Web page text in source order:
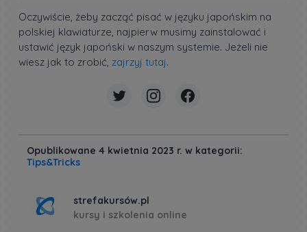
Oczywiście, żeby zacząć pisać w języku japońskim na
polskiej klawiaturze, najpierw musimy zainstalować i
ustawić język japoński w naszym systemie. Jeżeli nie
wiesz jak to zrobić, zajrzyj tutaj.
Opublikowane 4 kwietnia 2023 r. w kategorii:
Tips&Tricks
strefakursów.pl
kursy i szkolenia online